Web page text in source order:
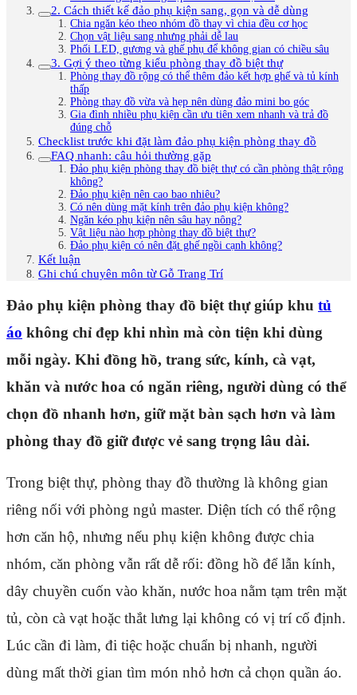
2. Cách thiết kế đảo phụ kiện sang, gọn và dễ dùng
Chia ngăn kéo theo nhóm đồ thay vì chia đều cơ học
Chọn vật liệu sang nhưng phải dễ lau
Phối LED, gương và ghế phụ để không gian có chiều sâu
3. Gợi ý theo từng kiểu phòng thay đồ biệt thự
Phòng thay đồ rộng có thể thêm đảo kết hợp ghế và tủ kính
thấp
Phòng thay đồ vừa và hẹp nên dùng đảo mini bo góc
Gia đình nhiều phụ kiện cần ưu tiên xem nhanh và trả đồ
đúng chỗ
Checklist trước khi đặt làm đảo phụ kiện phòng thay đồ
FAQ nhanh: câu hỏi thường gặp
Đảo phụ kiện phòng thay đồ biệt thự có cần phòng thật rộng
không?
Đảo phụ kiện nên cao bao nhiêu?
Có nên dùng mặt kính trên đảo phụ kiện không?
Ngăn kéo phụ kiện nên sâu hay nông?
Vật liệu nào hợp phòng thay đồ biệt thự?
Đảo phụ kiện có nên đặt ghế ngồi cạnh không?
Kết luận
Ghi chú chuyên môn từ Gỗ Trang Trí
Đảo phụ kiện phòng thay đồ biệt thự giúp khu tủ
áo không chỉ đẹp khi nhìn mà còn tiện khi dùng
mỗi ngày. Khi đồng hồ, trang sức, kính, cà vạt,
khăn và nước hoa có ngăn riêng, người dùng có thể
chọn đồ nhanh hơn, giữ mặt bàn sạch hơn và làm
phòng thay đồ giữ được vẻ sang trọng lâu dài.
Trong biệt thự, phòng thay đồ thường là không gian
riêng nối với phòng ngủ master. Diện tích có thể rộng
hơn căn hộ, nhưng nếu phụ kiện không được chia
nhóm, căn phòng vẫn rất dễ rối: đồng hồ để lẫn kính,
dây chuyền cuốn vào khăn, nước hoa nằm tạm trên mặt
tủ, còn cà vạt hoặc thắt lưng lại không có vị trí cố định.
Lúc cần đi làm, đi tiệc hoặc chuẩn bị nhanh, người
dùng mất thời gian tìm món nhỏ hơn cả chọn quần áo.